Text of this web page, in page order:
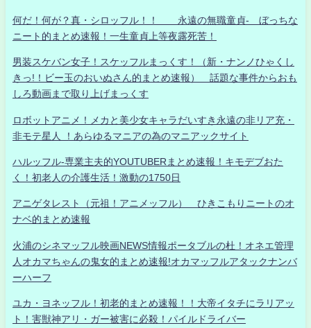
何だ！何が？真・シロッフル！！ 永遠の無職童貞- ぼっちな
ニート的まとめ速報！一生童貞上等夜露死苦！
男装スケバン女子！スケッフルまっくす！（新・ナンノひゃくし
きっ!！ビー玉のおいぬさん的まとめ速報） 話題な事件からおも
しろ動画まで取り上げまっくす
ロボットアニメ！メカと美少女キャラだいすき永遠の非リア充・
非モテ星人 ！あらゆるマニアの為のマニアックサイト
ハルッフル-専業主夫的YOUTUBERまとめ速報！キモデブおた
く！初老人の介護生活！激動の1750日
アニゲタレスト（元祖！アニメッフル） ひきこもりニートのオ
ナベ的まとめ速報
火浦のシネマッフル映画NEWS情報ポータブルの杜！オネエ管理
人オカマちゃんの鬼女的まとめ速報!オカマッフルアタックナンバ
ーハーフ
ユカ・ヨネッフル！初老的まとめ速報！！大帝イタチにラリアッ
ト！害獣神アリ・ガー被害に必殺！パイルドライバー